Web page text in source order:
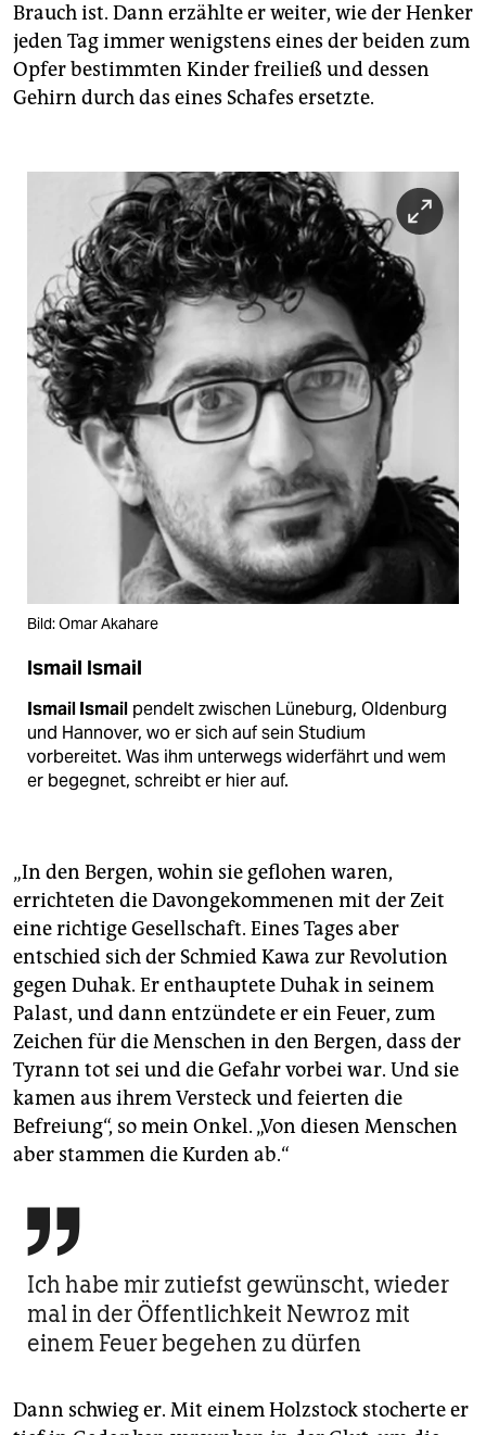
Brauch ist. Dann erzählte er weiter, wie der Henker
jeden Tag immer wenigstens eines der beiden zum
Opfer bestimmten Kinder freiließ und dessen
Gehirn durch das eines Schafes ersetzte.
Bild: Omar Akahare
Ismail Ismail
Ismail Ismail pendelt zwischen Lüneburg, Oldenburg
und Hannover, wo er sich auf sein Studium
vorbereitet. Was ihm unterwegs widerfährt und wem
er begegnet, schreibt er hier auf.
„In den Bergen, wohin sie geflohen waren,
errichteten die Davongekommenen mit der Zeit
eine richtige Gesellschaft. Eines Tages aber
entschied sich der Schmied Kawa zur Revolution
gegen Duhak. Er enthauptete Duhak in seinem
Palast, und dann entzündete er ein Feuer, zum
Zeichen für die Menschen in den Bergen, dass der
Tyrann tot sei und die Gefahr vorbei war. Und sie
kamen aus ihrem Versteck und feierten die
Befreiung“, so mein Onkel. „Von diesen Menschen
aber stammen die Kurden ab.“

Ich habe mir zutiefst gewünscht, wieder
mal in der Öffentlichkeit Newroz mit
einem Feuer begehen zu dürfen
Dann schwieg er. Mit einem Holzstock stocherte er